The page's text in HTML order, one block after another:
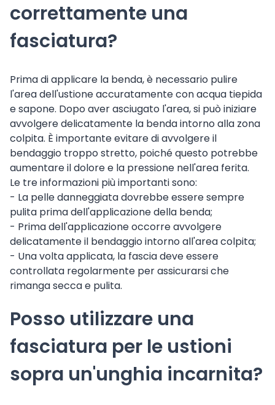
correttamente una
fasciatura?
Prima di applicare la benda, è necessario pulire
l'area dell'ustione accuratamente con acqua tiepida
e sapone. Dopo aver asciugato l'area, si può iniziare
avvolgere delicatamente la benda intorno alla zona
colpita. È importante evitare di avvolgere il
bendaggio troppo stretto, poiché questo potrebbe
aumentare il dolore e la pressione nell'area ferita.
Le tre informazioni più importanti sono:
- La pelle danneggiata dovrebbe essere sempre
pulita prima dell'applicazione della benda;
- Prima dell'applicazione occorre avvolgere
delicatamente il bendaggio intorno all'area colpita;
- Una volta applicata, la fascia deve essere
controllata regolarmente per assicurarsi che
rimanga secca e pulita.
Posso utilizzare una
fasciatura per le ustioni
sopra un'unghia incarnita?